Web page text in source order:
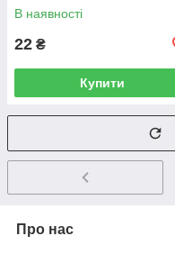
В наявності
22 ₴
Купити
Про нас